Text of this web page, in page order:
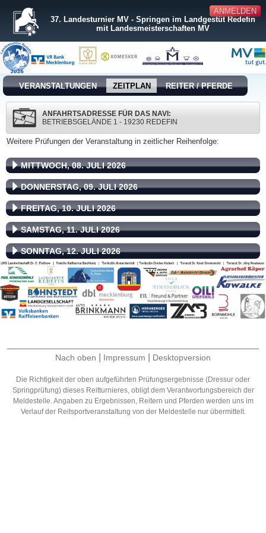
ANMELDEN
37. Landesturnier MV - Springen im Landgestüt Redefin
mit Landesmeisterschaften MV
VERANSTALTUNGEN ZEITPLAN REITER / PFERDE
ANFAHRTSADRESSE FÜR DAS NAVI:
BETRIEBSGELÄNDE 1 - 19230 REDEFIN
Weitere Prüfungen der Veranstaltung in zeitlicher Reihenfolge:
MITTWOCH, 08. JULI 2026
DONNERSTAG, 09. JULI 2026
FREITAG, 10. JULI 2026
SAMSTAG, 11. JULI 2026
SONNTAG, 12. JULI 2026
Nach oben Impressum Desktopversion
Die Richtigkeit der oben aufgeführten Prüfungsergebnisse (Dressur oder
Springprüfung) dieses Reitturnieres, obligt dem Verantwortungsbereich der
Meldestelle. Angaben zu Ergebnissen, Reitern und Pferden werden uns im
Verlauf der Reitsportveranstaltung von der Meldestelle nur übermittelt.